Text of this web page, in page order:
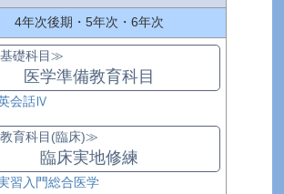
4年次後期・5年次・6年次
礎科目≫
医学準備教育科目
会話Ⅳ
育科目(臨床)≫
臨床実地修練
習入門総合医学